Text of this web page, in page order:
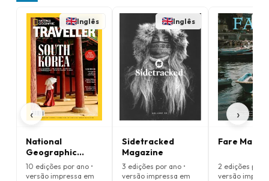
‹
Inglês
National
Geographic
Traveller
Magazine
10 edições por ano •
versão impressa em
Inglês
Sidetracked
Magazine
3 edições por ano •
versão impressa em
Fare
2 edições por
versão
›